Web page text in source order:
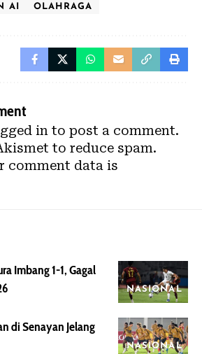
AI OLAHRAGA
in to post a comment.
to reduce spam.
comment data is
NASIONAL
Imbang 1-1, Gagal
NASIONAL
di Senayan Jelang